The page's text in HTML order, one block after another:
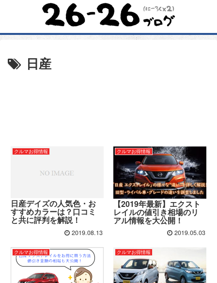
日産
クルマお得情報
日産デイズの人気色・お
すすめカラーは？口コミ
と共に評判を解説！
2019.08.13
クルマお得情報
【2019年最新】エクスト
レイルの値引き相場のリ
アル情報を大公開！
2019.05.03
クルマお得情報 クルマお得情報